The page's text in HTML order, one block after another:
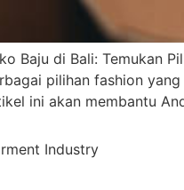
Baju di Bali: Temukan
pilihan fashion
ini akan membantu
Industry